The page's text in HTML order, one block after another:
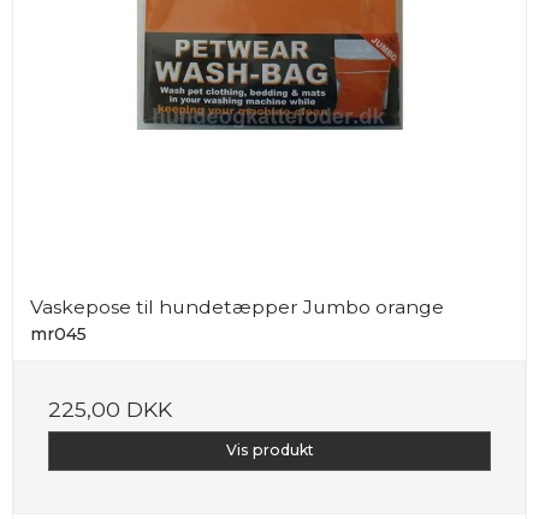
Vaskepose til hundetæpper Jumbo orange
mr045
225,00 DKK
Vis produkt